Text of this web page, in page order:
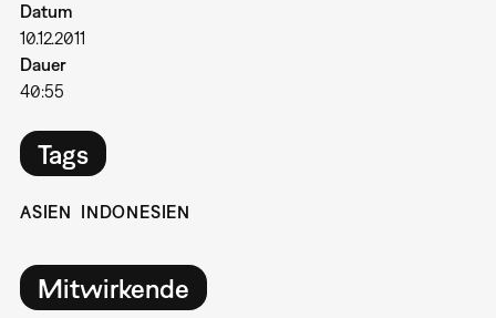
Datum
10.12.2011
Dauer
40:55
Tags
ASIEN INDONESIEN
Mitwirkende